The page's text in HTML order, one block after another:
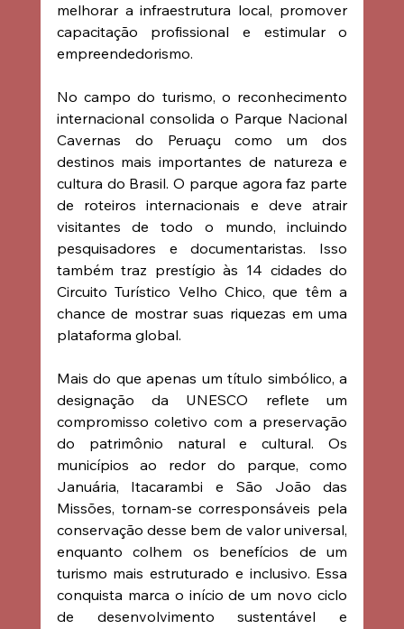
melhorar a infraestrutura local, promover
capacitação profissional e estimular o
empreendedorismo.
No campo do turismo, o reconhecimento
internacional consolida o Parque Nacional
Cavernas do Peruaçu como um dos
destinos mais importantes de natureza e
cultura do Brasil. O parque agora faz parte
de roteiros internacionais e deve atrair
visitantes de todo o mundo, incluindo
pesquisadores e documentaristas. Isso
também traz prestígio às 14 cidades do
Circuito Turístico Velho Chico, que têm a
chance de mostrar suas riquezas em uma
plataforma global.
Mais do que apenas um título simbólico, a
designação da UNESCO reflete um
compromisso coletivo com a preservação
do patrimônio natural e cultural. Os
municípios ao redor do parque, como
Januária, Itacarambi e São João das
Missões, tornam-se corresponsáveis pela
conservação desse bem de valor universal,
enquanto colhem os benefícios de um
turismo mais estruturado e inclusivo. Essa
conquista marca o início de um novo ciclo
de desenvolvimento sustentável e